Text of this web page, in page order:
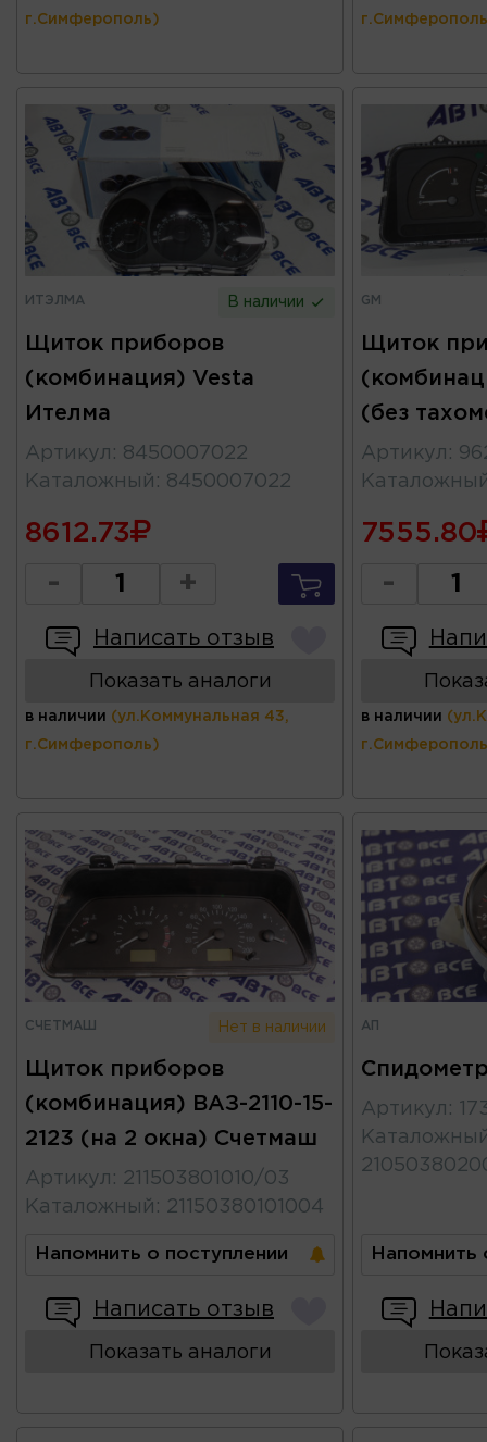
г.Симферополь)
ИТЭЛМА В наличии
Щиток приборов
(комбинация) Vesta
Ителма
Артикул : 8450007022
Каталожный : 8450007022
8612.73
- +
Написать отзыв
Показать аналоги
в наличии (ул.Коммунальная 43,
г.Симферополь)
GM
Щиток
(без
Артикул :
7555.80
-
в наличии
СЧЕТМАШ Нет в наличии
Щиток приборов
(комбинация) ВАЗ-2110-15-
2123 (на 2 окна) Счетмаш
Артикул : 211503801010/03
Каталожный : 21150380101004
Напомнить о поступлении
Написать отзыв
Показать аналоги
АП
Артикул :
Напомнить